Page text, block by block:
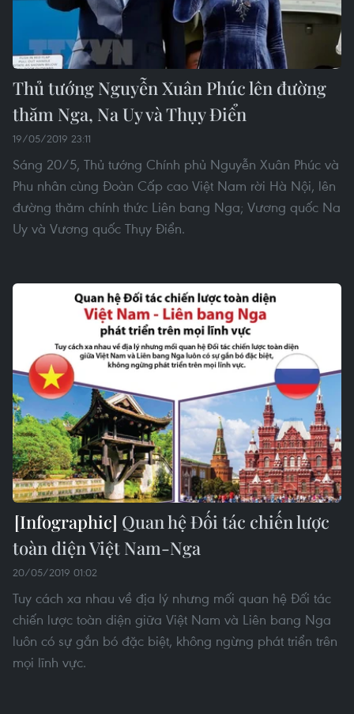
Thủ tướng Nguyễn Xuân Phúc lên đường
thăm Nga, Na Uy và Thụy Điển
19/05/2019 23:11
Sáng 20/5, Thủ tướng Chính phủ Nguyễn Xuân Phúc và
Phu nhân cùng Đoàn Cấp cao Việt Nam rời Hà Nội, lên
đường thăm chính thức Liên bang Nga; Vương quốc Na
Uy và Vương quốc Thụy Điển.
Quan hệ Đối tác chiến lược
toàn diện Việt Nam-Nga
20/05/2019 01:02
Tuy cách xa nhau về địa lý nhưng mối quan hệ Đối tác
chiến lược toàn diện giữa Việt Nam và Liên bang Nga
luôn có sự gắn bó đặc biệt, không ngừng phát triển trên
mọi lĩnh vực.